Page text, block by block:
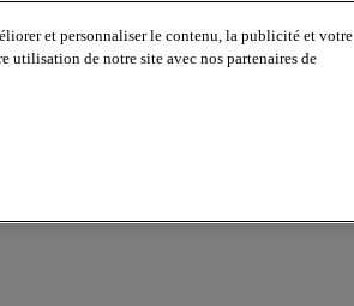
et personnaliser le contenu, la publicité et votre
utilisation de notre site avec nos partenaires de